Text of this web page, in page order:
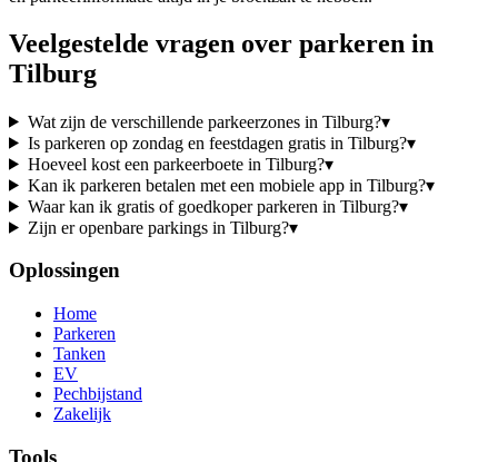
Veelgestelde vragen over parkeren in
Tilburg
Wat zijn de verschillende parkeerzones in Tilburg?▾
Is parkeren op zondag en feestdagen gratis in Tilburg?▾
Hoeveel kost een parkeerboete in Tilburg?▾
Kan ik parkeren betalen met een mobiele app in Tilburg?▾
Waar kan ik gratis of goedkoper parkeren in Tilburg?▾
Zijn er openbare parkings in Tilburg?▾
Oplossingen
Home
Parkeren
Tanken
EV
Pechbijstand
Zakelijk
Tools